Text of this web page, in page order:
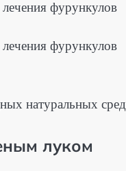
натуральных
луком